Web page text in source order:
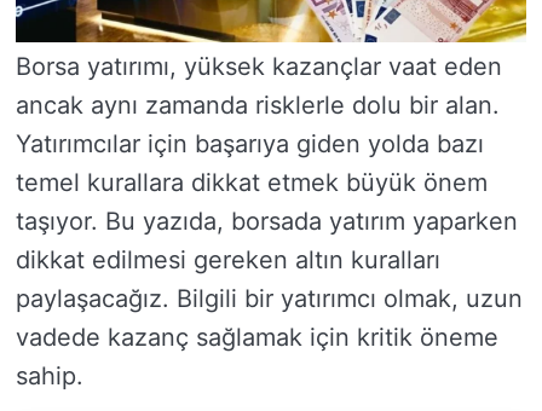
Borsa yatırımı, yüksek kazançlar vaat eden
ancak aynı zamanda risklerle dolu bir alan.
Yatırımcılar için başarıya giden yolda bazı
temel kurallara dikkat etmek büyük önem
taşıyor. Bu yazıda, borsada yatırım yaparken
dikkat edilmesi gereken altın kuralları
paylaşacağız. Bilgili bir yatırımcı olmak, uzun
vadede kazanç sağlamak için kritik öneme
sahip.